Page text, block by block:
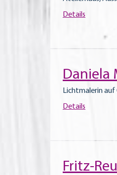
Details
Daniela
Lichtmalerin auf
Details
Fritz-